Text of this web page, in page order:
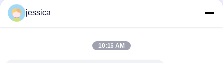
jessica
10:16 AM